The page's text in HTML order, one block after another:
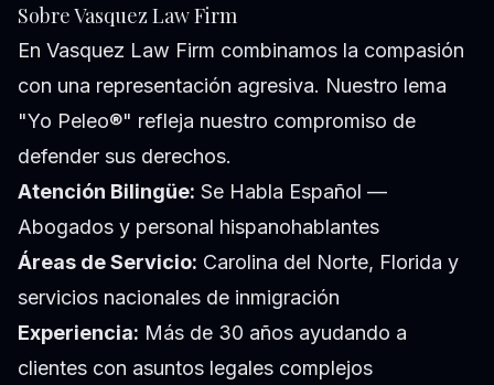
Sobre Vasquez Law Firm
En Vasquez Law Firm combinamos la compasión
con una representación agresiva. Nuestro lema
"Yo Peleo®" refleja nuestro compromiso de
defender sus derechos.
Atención Bilingüe: Se Habla Español —
Abogados y personal hispanohablantes
Áreas de Servicio: Carolina del Norte, Florida y
servicios nacionales de inmigración
Experiencia: Más de 30 años ayudando a
clientes con asuntos legales complejos